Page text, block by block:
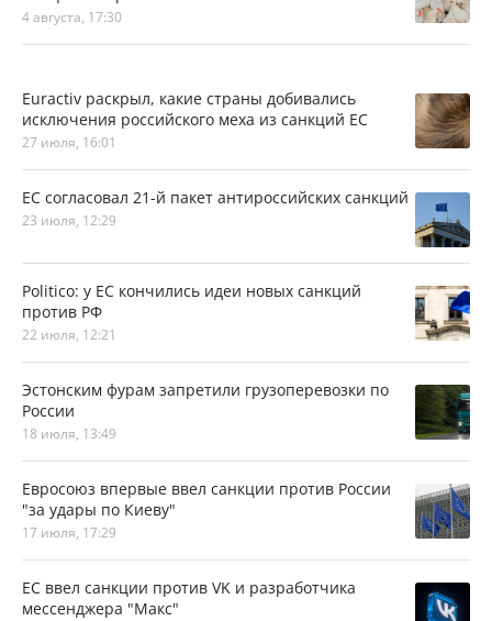
4 августа, 17:30
Euractiv раскрыл, какие страны добивались
исключения российского меха из санкций ЕС
27 июля, 16:01
ЕС согласовал 21-й пакет антироссийских санкций
23 июля, 12:29
Politico: у ЕС кончились идеи новых санкций
против РФ
22 июля, 12:21
Эстонским фурам запретили грузоперевозки по
России
18 июля, 13:49
Евросоюз впервые ввел санкции против России
"за удары по Киеву"
17 июля, 17:29
ЕС ввел санкции против VK и разработчика
мессенджера "Макс"